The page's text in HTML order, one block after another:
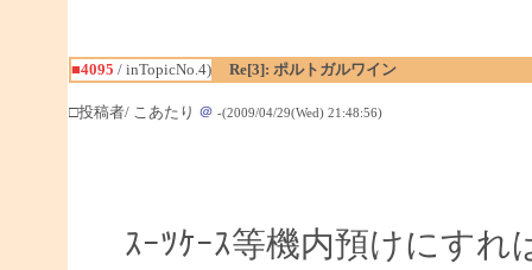
■4095 / inTopicNo.4) Re[3]: ポルトガルワイン
□投稿者/ こあたり ＠ -(2009/04/29(Wed) 21:48:56)
ｽｰﾂｹｰｽ等機内預けにす